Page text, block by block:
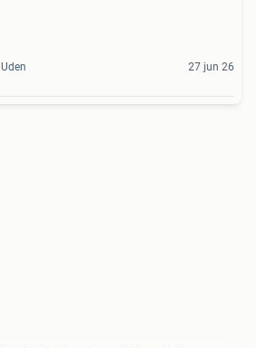
Uden 27 jun 26